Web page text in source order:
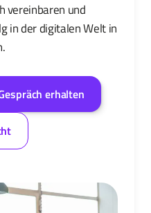
vereinbaren und
in der digitalen Welt in
erhalten